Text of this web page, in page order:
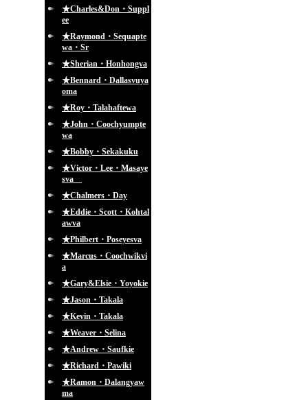
★Charles&Don・Suppl
ee
★Raymond・Sequapte
wa・Sr
★Sherian・Honhongva
★Bennard・Dallasvuya
oma
★Roy・Talahaftewa
★John・Coochyumpte
wa
★Bobby・Sekakuku
★Victor・Lee・Masaye
sva
★Chalmers・Day
★Eddie・Scott・Kohtal
awva
★Philbert・Poseyesva
★Marcus・Coochwikvi
a
★Gary&Elsie・Yoyokie
★Jason・Takala
★Kevin・Takala
★Weaver・Selina
★Andrew・Saufkie
★Richard・Pawiki
★Ramon・Dalangyaw
ma